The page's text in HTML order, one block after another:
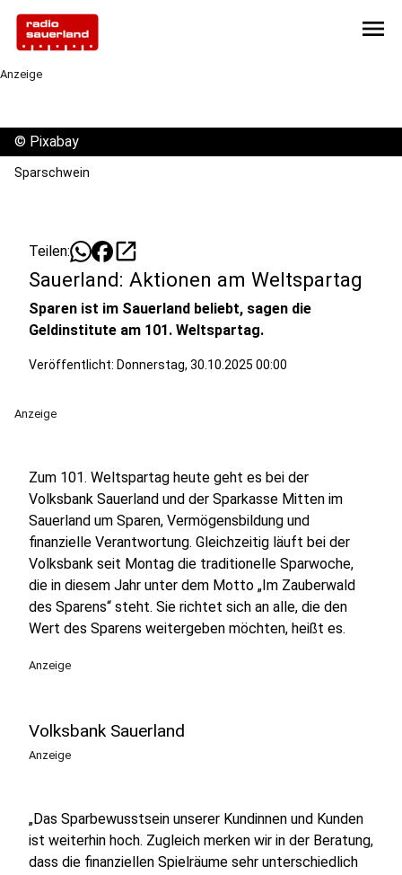
menu
Anzeige
© Pixabay
Sparschwein
Teilen: open_in_new
Sauerland: Aktionen am Weltspartag
Sparen ist im Sauerland beliebt, sagen die
Geldinstitute am 101. Weltspartag.
Veröffentlicht: Donnerstag, 30.10.2025 00:00
Anzeige
Zum 101. Weltspartag heute geht es bei der
Volksbank Sauerland und der Sparkasse Mitten im
Sauerland um Sparen, Vermögensbildung und
finanzielle Verantwortung. Gleichzeitig läuft bei der
Volksbank seit Montag die traditionelle Sparwoche,
die in diesem Jahr unter dem Motto „Im Zauberwald
des Sparens“ steht. Sie richtet sich an alle, die den
Wert des Sparens weitergeben möchten, heißt es.
Anzeige
Volksbank Sauerland
Anzeige
„Das Sparbewusstsein unserer Kundinnen und Kunden
ist weiterhin hoch. Zugleich merken wir in der Beratung,
dass die finanziellen Spielräume sehr unterschiedlich